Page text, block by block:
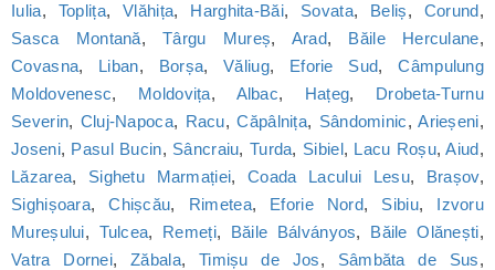
Iulia, Toplița,Vlăhița, Harghita-Băi, Sovata, Beliș, Corund,
Sasca Montană,Târgu Mureș, Arad, Băile Herculane,
Covasna, Liban, Borșa,Văliug, Eforie Sud,Câmpulung
Moldovenesc, Moldovița, Albac, Hațeg, Drobeta-Turnu
Severin, Cluj-Napoca, Racu,Căpâlnița, Sândominic,Arieșeni,
Joseni, Pasul Bucin, Sâncraiu, Turda, Sibiel, Lacu Roșu,Aiud,
Lăzarea, Sighetu Marmației,Coada Lacului Lesu, Brașov,
Sighișoara,Chișcău, Rimetea, Eforie Nord, Sibiu, Izvoru
Mureșului, Tulcea, Remeți, Băile Bálványos, Băile Olănești,
Vatra Dornei,Zăbala, Timișu de Jos, Sâmbăta de Sus,